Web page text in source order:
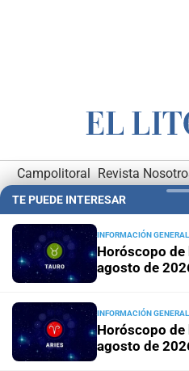
Campolitoral Revista
Podcasts Mirador Provincial
Hemeroteca Digital (1930-
TE PUEDE INTERESAR
INFORMACIÓN GENERAL
Horóscopo de
agosto de
INFORMACIÓN GENERAL
Horóscopo de
agosto de